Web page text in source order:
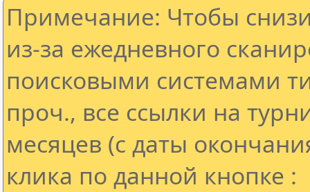
Примечание: Чтобы
из-за ежедневного
поисковыми системами
проч., все ссылки на
месяцев (с даты
клика по данной кнопке :